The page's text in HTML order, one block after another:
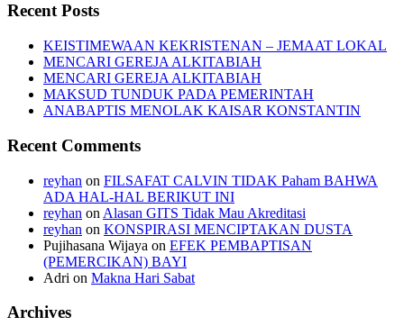
Recent Posts
KEISTIMEWAAN KEKRISTENAN – JEMAAT LOKAL
MENCARI GEREJA ALKITABIAH
MENCARI GEREJA ALKITABIAH
MAKSUD TUNDUK PADA PEMERINTAH
ANABAPTIS MENOLAK KAISAR KONSTANTIN
Recent Comments
reyhan on FILSAFAT CALVIN TIDAK Paham BAHWA
ADA HAL-HAL BERIKUT INI
reyhan on Alasan GITS Tidak Mau Akreditasi
reyhan on KONSPIRASI MENCIPTAKAN DUSTA
Pujihasana Wijaya on EFEK PEMBAPTISAN
(PEMERCIKAN) BAYI
Adri on Makna Hari Sabat
Archives